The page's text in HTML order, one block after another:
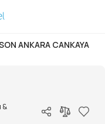
ANKARA CANKAYA
&